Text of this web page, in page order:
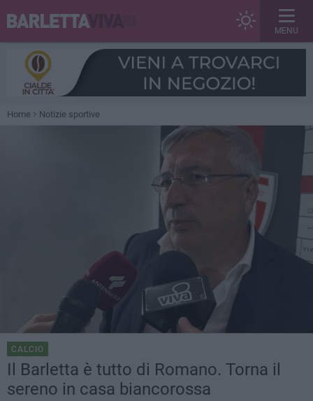
MENU
Home Notizie sportive
CALCIO
Il Barletta è tutto di Romano. Torna il
sereno in casa biancorossa